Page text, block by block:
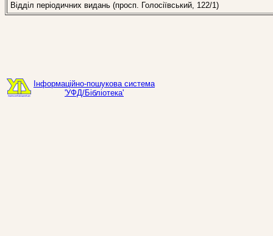
Відділ періодичних видань (просп. Голосіївський, 122/1)
Інформаційно-пошукова система
'УФД/Бібліотека'